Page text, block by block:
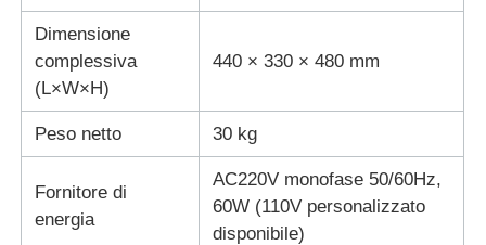
Dimensione
complessiva
(L×W×H)
440 × 330 × 480 mm
Peso netto 30 kg
Fornitore di
energia
AC220V monofase 50/60Hz,
60W (110V personalizzato
disponibile)